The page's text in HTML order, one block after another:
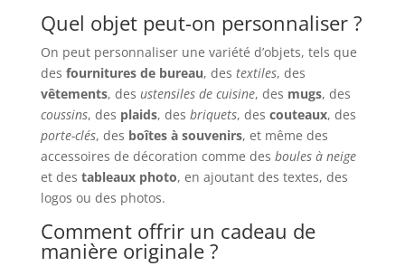
Quel objet peut-on personnaliser ?
On peut personnaliser une variété d’objets, tels que
des fournitures de bureau, des textiles, des
vêtements, des ustensiles de cuisine, des mugs, des
coussins, des plaids, des briquets, des couteaux, des
porte-clés, des boîtes à souvenirs, et même des
accessoires de décoration comme des boules à neige
et des tableaux photo, en ajoutant des textes, des
logos ou des photos.
Comment offrir un cadeau de
manière originale ?